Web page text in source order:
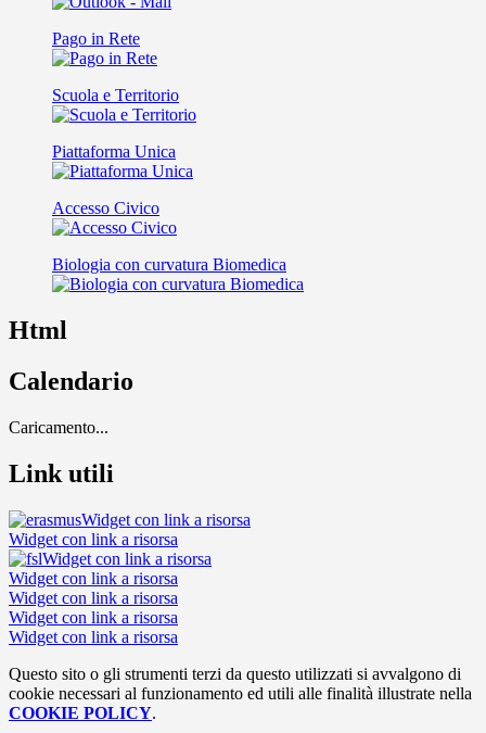
Pago in Rete
Scuola e Territorio
Piattaforma Unica
Accesso Civico
Biologia con curvatura Biomedica
Html
Calendario
Caricamento...
Link utili
Widget con link a risorsa
Widget con link a risorsa
Widget con link a risorsa
Widget con link a risorsa
Widget con link a risorsa
Widget con link a risorsa
Widget con link a risorsa
Questo sito o gli strumenti terzi da questo utilizzati si avvalgono di
cookie necessari al funzionamento ed utili alle finalità illustrate nella
COOKIE POLICY.